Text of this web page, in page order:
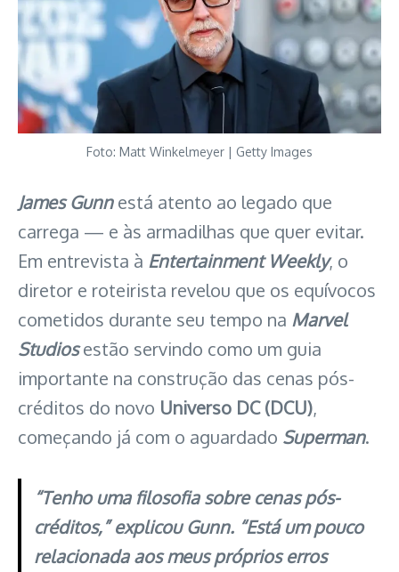
Foto: Matt Winkelmeyer | Getty Images
James Gunnestá atento ao legado que
carrega — e às armadilhas que quer evitar.
Em entrevista à Entertainment Weekly, o
diretor e roteirista revelou que os equívocos
cometidos durante seu tempo na Marvel
Studiosestão servindo como um guia
importante na construção das cenas pós-
créditos do novo Universo DC (DCU),
começando já com o aguardado Superman.
“Tenho uma filosofia sobre cenas pós-
créditos,” explicou Gunn. “Está um pouco
relacionada aos meus próprios erros